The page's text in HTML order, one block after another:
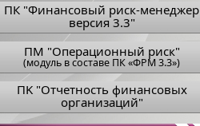
ПК "Финансовый риск-менеджер
версия 3.3"
ПM "Операционный риск"
(модуль в составе ПК «ФРМ 3.3»)
ПK "Отчетность финансовых
организаций"